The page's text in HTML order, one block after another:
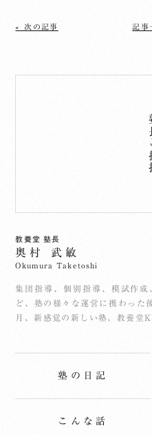
« 次の記事 記事
教養堂 塾長
奥村 武敏
Okumura Taketoshi
集団指導、個別指導、模試作
ど、塾の様々な運営に携わった
月、新感覚の新しい塾、教養堂
塾の日記
こんな話